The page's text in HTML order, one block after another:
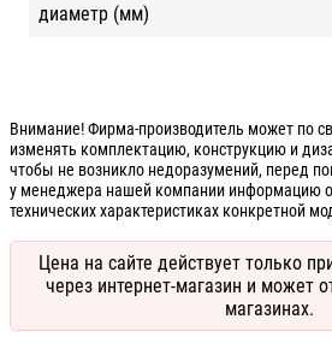
диаметр (мм)
Внимание! Фирма-производитель может по
изменять комплектацию, конструкцию и
чтобы не возникло недоразумений, перед
у менеджера нашей компании информацию
технических характеристиках конкретной
Цена на сайте действует только
через интернет-магазин и может
магазинах.